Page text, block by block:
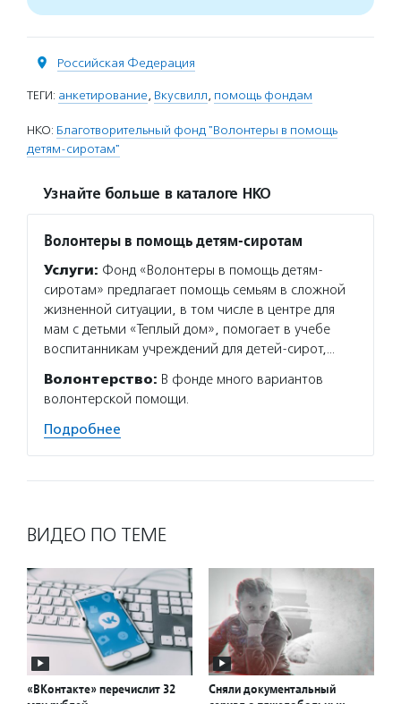
Российская Федерация
ТЕГИ: анкетирование, Вкусвилл, помощь фондам
НКО: Благотворительный фонд "Волонтеры в помощь
детям-сиротам"
Узнайте больше в каталоге НКО
Волонтеры в помощь детям-сиротам
Услуги: Фонд «Волонтеры в помощь детям-
сиротам» предлагает помощь семьям в сложной
жизненной ситуации, в том числе в центре для
мам с детьми «Теплый дом», помогает в учебе
воспитанникам учреждений для детей-сирот,…
Волонтерство: В фонде много вариантов
волонтерской помощи.
Подробнее
ВИДЕО ПО ТЕМЕ
«ВКонтакте» перечислит 32
Сняли документальный